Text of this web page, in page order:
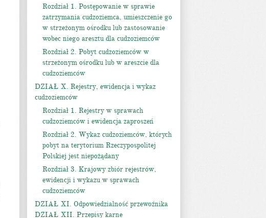
Rozdział 1. Postępowanie w sprawie
zatrzymania cudzoziemca, umieszczenie go
w strzeżonym ośrodku lub zastosowanie
wobec niego aresztu dla cudzoziemców
Rozdział 2. Pobyt cudzoziemców w
strzeżonym ośrodku lub w areszcie dla
cudzoziemców
DZIAŁ X. Rejestry, ewidencja i wykaz
cudzoziemców
Rozdział 1. Rejestry w sprawach
cudzoziemców i ewidencja zaproszeń
Rozdział 2. Wykaz cudzoziemców, których
pobyt na terytorium Rzeczypospolitej
Polskiej jest niepożądany
Rozdział 3. Krajowy zbiór rejestrów,
ewidencji i wykazu w sprawach
cudzoziemców
DZIAŁ XI. Odpowiedzialność przewoźnika
DZIAŁ XII. Przepisy karne